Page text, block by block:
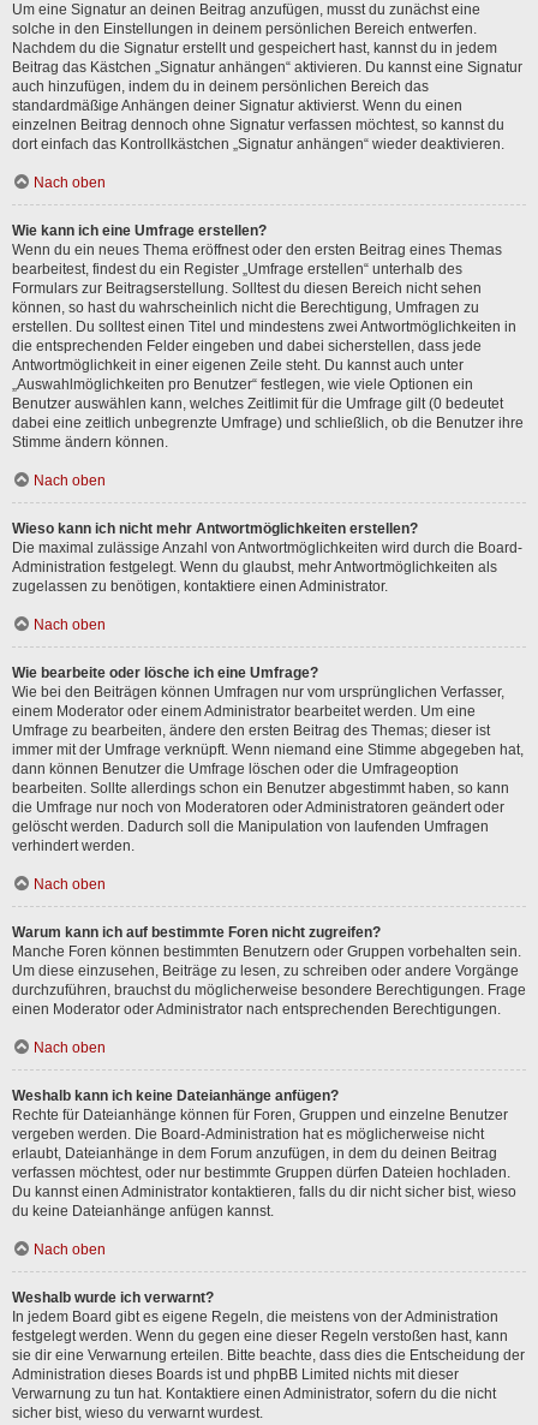
Um eine Signatur an deinen Beitrag anzufügen, musst du zunächst eine
solche in den Einstellungen in deinem persönlichen Bereich entwerfen.
Nachdem du die Signatur erstellt und gespeichert hast, kannst du in jedem
Beitrag das Kästchen „Signatur anhängen“ aktivieren. Du kannst eine Signatur
auch hinzufügen, indem du in deinem persönlichen Bereich das
standardmäßige Anhängen deiner Signatur aktivierst. Wenn du einen
einzelnen Beitrag dennoch ohne Signatur verfassen möchtest, so kannst du
dort einfach das Kontrollkästchen „Signatur anhängen“ wieder deaktivieren.
Nach oben
Wie kann ich eine Umfrage erstellen?
Wenn du ein neues Thema eröffnest oder den ersten Beitrag eines Themas
bearbeitest, findest du ein Register „Umfrage erstellen“ unterhalb des
Formulars zur Beitragserstellung. Solltest du diesen Bereich nicht sehen
können, so hast du wahrscheinlich nicht die Berechtigung, Umfragen zu
erstellen. Du solltest einen Titel und mindestens zwei Antwortmöglichkeiten in
die entsprechenden Felder eingeben und dabei sicherstellen, dass jede
Antwortmöglichkeit in einer eigenen Zeile steht. Du kannst auch unter
„Auswahlmöglichkeiten pro Benutzer“ festlegen, wie viele Optionen ein
Benutzer auswählen kann, welches Zeitlimit für die Umfrage gilt (0 bedeutet
dabei eine zeitlich unbegrenzte Umfrage) und schließlich, ob die Benutzer ihre
Stimme ändern können.
Nach oben
Wieso kann ich nicht mehr Antwortmöglichkeiten erstellen?
Die maximal zulässige Anzahl von Antwortmöglichkeiten wird durch die Board-
Administration festgelegt. Wenn du glaubst, mehr Antwortmöglichkeiten als
zugelassen zu benötigen, kontaktiere einen Administrator.
Nach oben
Wie bearbeite oder lösche ich eine Umfrage?
Wie bei den Beiträgen können Umfragen nur vom ursprünglichen Verfasser,
einem Moderator oder einem Administrator bearbeitet werden. Um eine
Umfrage zu bearbeiten, ändere den ersten Beitrag des Themas; dieser ist
immer mit der Umfrage verknüpft. Wenn niemand eine Stimme abgegeben hat,
dann können Benutzer die Umfrage löschen oder die Umfrageoption
bearbeiten. Sollte allerdings schon ein Benutzer abgestimmt haben, so kann
die Umfrage nur noch von Moderatoren oder Administratoren geändert oder
gelöscht werden. Dadurch soll die Manipulation von laufenden Umfragen
verhindert werden.
Nach oben
Warum kann ich auf bestimmte Foren nicht zugreifen?
Manche Foren können bestimmten Benutzern oder Gruppen vorbehalten sein.
Um diese einzusehen, Beiträge zu lesen, zu schreiben oder andere Vorgänge
durchzuführen, brauchst du möglicherweise besondere Berechtigungen. Frage
einen Moderator oder Administrator nach entsprechenden Berechtigungen.
Nach oben
Weshalb kann ich keine Dateianhänge anfügen?
Rechte für Dateianhänge können für Foren, Gruppen und einzelne Benutzer
vergeben werden. Die Board-Administration hat es möglicherweise nicht
erlaubt, Dateianhänge in dem Forum anzufügen, in dem du deinen Beitrag
verfassen möchtest, oder nur bestimmte Gruppen dürfen Dateien hochladen.
Du kannst einen Administrator kontaktieren, falls du dir nicht sicher bist, wieso
du keine Dateianhänge anfügen kannst.
Nach oben
Weshalb wurde ich verwarnt?
In jedem Board gibt es eigene Regeln, die meistens von der Administration
festgelegt werden. Wenn du gegen eine dieser Regeln verstoßen hast, kann
sie dir eine Verwarnung erteilen. Bitte beachte, dass dies die Entscheidung der
Administration dieses Boards ist und phpBB Limited nichts mit dieser
Verwarnung zu tun hat. Kontaktiere einen Administrator, sofern du die nicht
sicher bist, wieso du verwarnt wurdest.